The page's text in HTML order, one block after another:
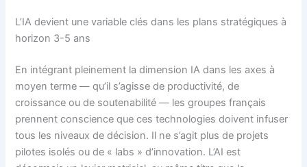
L’IA devient une variable clés dans les plans stratégiques à
horizon 3-5 ans
En intégrant pleinement la dimension IA dans les axes à
moyen terme — qu’il s’agisse de productivité, de
croissance ou de soutenabilité — les groupes français
prennent conscience que ces technologies doivent infuser
tous les niveaux de décision. Il ne s’agit plus de projets
pilotes isolés ou de « labs » d’innovation. L’AI est